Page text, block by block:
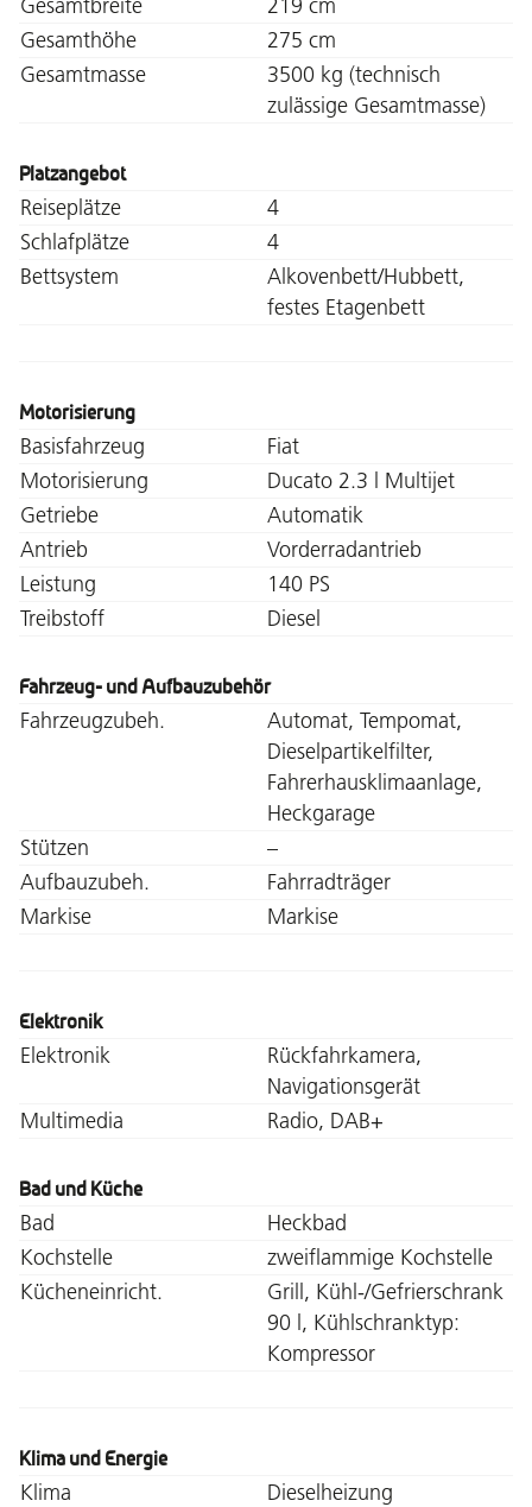
Gesamthöhe
275 cm
Gesamtmasse
3500 kg (technisch
zulässige Gesamtmasse)
Platzangebot
Reiseplätze
4
Schlafplätze
4
Bettsystem
Alkovenbett/Hubbett,
festes Etagenbett
Motorisierung
Basisfahrzeug
Fiat
Motorisierung
Ducato 2.3 l Multijet
Getriebe
Automatik
Antrieb
Vorderradantrieb
Leistung
140 PS
Treibstoff
Diesel
Fahrzeug- und Aufbauzubehör
Fahrzeugzubeh.
Automat, Tempomat,
Dieselpartikelfilter,
Fahrerhausklimaanlage,
Heckgarage
Stützen
–
Aufbauzubeh.
Fahrradträger
Markise
Markise
Elektronik
Elektronik
Rückfahrkamera,
Navigationsgerät
Multimedia
Radio, DAB+
Bad und Küche
Bad
Heckbad
Kochstelle
zweiflammige Kochstelle
Kücheneinricht.
Grill, Kühl-/Gefrierschrank
90 l, Kühlschranktyp:
Kompressor
Klima und Energie
Klima
Dieselheizung